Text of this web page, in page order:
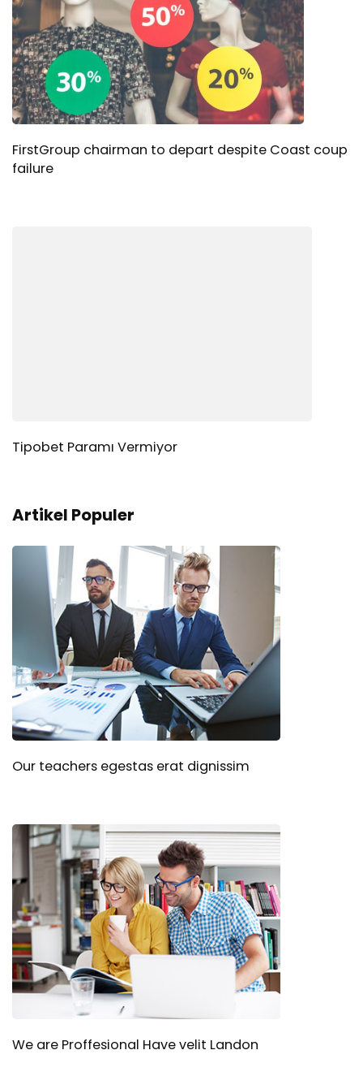
FirstGroup chairman to depart despite Coast coup
failure
Tipobet Paramı Vermiyor
Artikel Populer
Our teachers egestas erat dignissim
We are Proffesional Have velit Landon